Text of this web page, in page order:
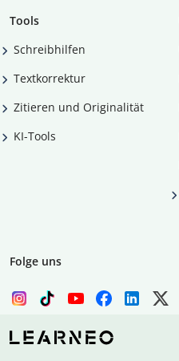
Tools
Schreibhilfen
Textkorrektur
Zitieren und Originalität
KI-Tools
Folge uns